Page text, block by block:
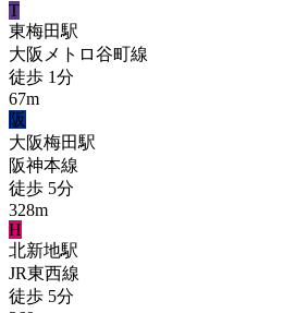
T
東梅田駅
大阪メトロ谷町線
徒歩 1分
67m
阪
大阪梅田駅
阪神本線
徒歩 5分
328m
H
北新地駅
JR東西線
徒歩 5分